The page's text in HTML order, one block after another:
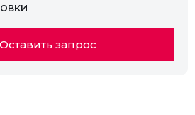
Оставить запрос